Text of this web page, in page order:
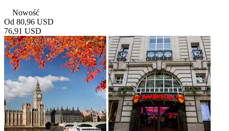
Nowość
Od 80,96 USD
76,91 USD